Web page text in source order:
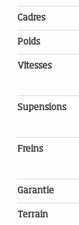
Cadres
Poids
Vitesses
Supensions
Freins
Garantie
Terrain